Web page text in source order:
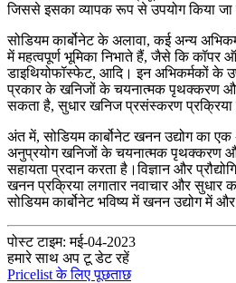
जिससे इसका व्यापक रूप से उपयोग किया
सोडियम कार्बोनेट के अलावा, कई अन्य
में महत्वपूर्ण भूमिका निभाते हैं, जैसे कि कॉपर
डाइथियोफॉस्फेट, आदि। इन अभिकर्मकों के
प्रकार के खनिजों के चयनात्मक पृथक्करण और
सकता है, सुधार खनिज प्रसंस्करण प्रक्रिया
अंत में, सोडियम कार्बोनेट खनन उद्योग का एक
अनुप्रयोग खनिजों के चयनात्मक पृथक्करण और
सहायता प्रदान करता है।विज्ञान और
खनन प्रक्रिया लगातार नवाचार और सुधार
सोडियम कार्बोनेट भविष्य में खनन उद्योग में और
पोस्ट टाइम: मई-04-2023
हमारे साथ अप टू डेट रहें
Pricelist के लिए पूछताछ